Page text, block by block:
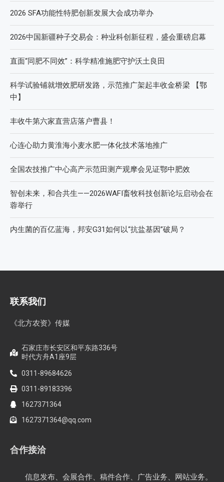
2026 SFA功能性特肥创新发展大会成功举办
2026中国新疆种子交易会：种业科创新征程，盛会重磅启幕
直面“同肥不同效”：科学精准施肥守护沃土良田
科学试验铺就增效肥研发路，示范推广架起丰收金桥梁 【鄂
中】
丰收牛第六家直营店落户曹县！
心连心助力黄淮海小麦水肥一体化技术落地推广
全国农技推广中心高产示范田测产观摩会见证鄂中肥效
智创未来，和合共生——2026WAFI畜牧科技创新论坛启动会在
蓉举行
内生菌的百亿蓝海，邦安G31如何以“抗盐基因”破局？
联系我们
《北方农资》传媒
石家庄市长安区和平东路336号
时代方舟A1座9层
0311-89684626
0311-89183396
1627371364
1627371364@qq.com
合作接洽
信息发布、会展合作、稿件合作、广告业务、网站业务。